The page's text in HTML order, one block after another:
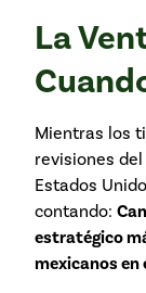
La
Mientras los
revisiones
Estados
contando:
estratégico
mexicanos en